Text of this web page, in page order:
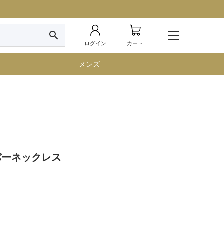
search
ログイン カート
メンズ
ネックレス